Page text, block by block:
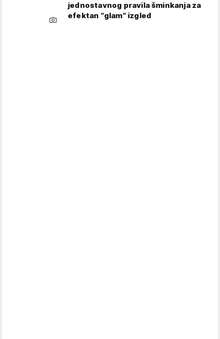
jednostavnog pravila šminkanja za
efektan "glam" izgled